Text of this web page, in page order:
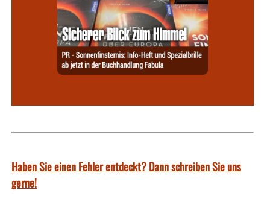
Haben Sie einen Fehler entdeckt? Dann schreiben Sie uns
gerne!